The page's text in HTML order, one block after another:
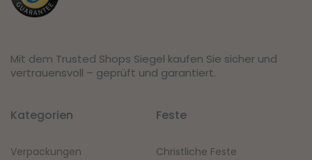
Mit dem Trusted Shops Siegel kaufen Sie sicher und
vertrauensvoll – geprüft und garantiert.
Kategorien
Verpackungen
Feste
Christliche Feste